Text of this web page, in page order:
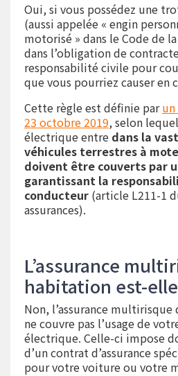
Oui, si vous possédez une
(aussi appelée « engin
motorisé » dans le Code de
dans l’obligation de
responsabilité civile pour
que vous pourriez causer en
Cette règle est définie par
23 octobre 2019, selon
électrique entre dans la
véhicules terrestres à
doivent être couverts par
garantissant la
conducteur (article L211-1
assurances).
L’assurance
habitation est-
Non, l’assurance
ne couvre pas l’usage de
électrique. Celle-ci impose
d’un contrat d’assurance
pour votre voiture ou votre